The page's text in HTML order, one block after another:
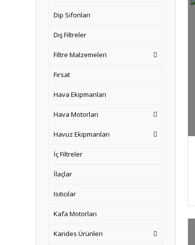
Dip Sifonları
Dış Filtreler
Filtre Malzemeleri
Fırsat
Hava Ekipmanları
Hava Motorları
Havuz Ekipmanları
İç Filtreler
İlaçlar
Isıtıcılar
Kafa Motorları
Karides Ürünleri